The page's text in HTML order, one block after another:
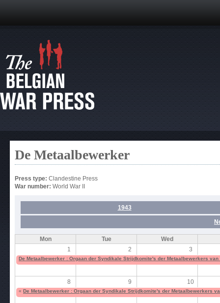
De Metaalbewerker
Press type: Clandestine Press
War number: World War II
1943
Mon Tue
Wed
1
2 3
De Metaalbewerker : Orgaan der Syndikale Strijdkomite's der Metaalbewerkers
8 9 10
« De Metaalbewerker : Orgaan der Syndikale Strijdkomite's der Metaalbewerkers